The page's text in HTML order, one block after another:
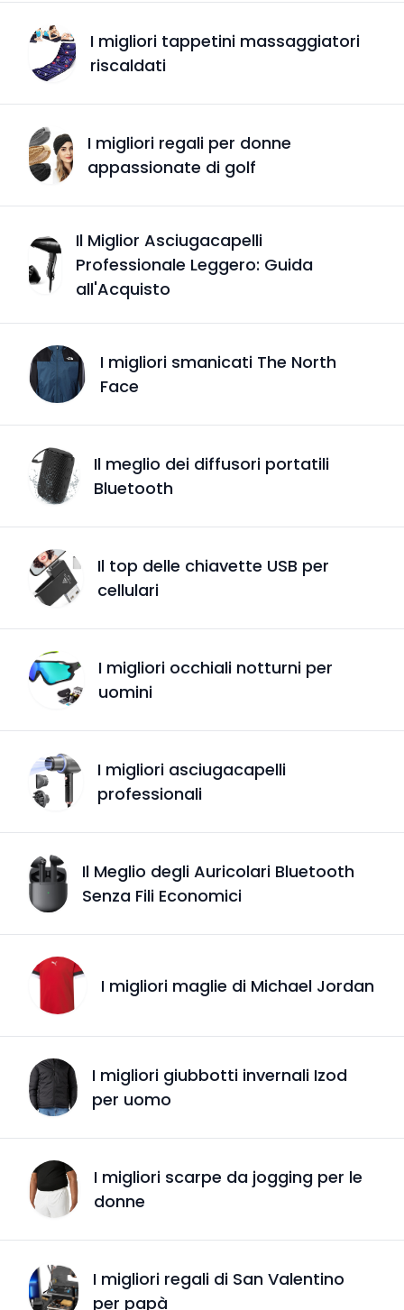
I migliori tappetini massaggiatori
riscaldati
I migliori regali per donne
appassionate di golf
Il Miglior Asciugacapelli
Professionale Leggero: Guida
all'Acquisto
I migliori smanicati The North
Face
Il meglio dei diffusori portatili
Bluetooth
Il top delle chiavette USB per
cellulari
I migliori occhiali notturni per
uomini
I migliori asciugacapelli
professionali
Il Meglio degli Auricolari Bluetooth
Senza Fili Economici
I migliori maglie di Michael Jordan
I migliori giubbotti invernali Izod
per uomo
I migliori scarpe da jogging per le
donne
I migliori regali di San Valentino
per papà